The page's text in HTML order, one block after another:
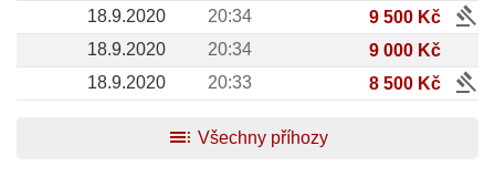
18.9.2020
20:34 9 500 Kč gavel
18.9.2020 20:34
9 000 Kč
18.9.2020
20:33 8 500 Kč
gavel
toc Všechny příhozy